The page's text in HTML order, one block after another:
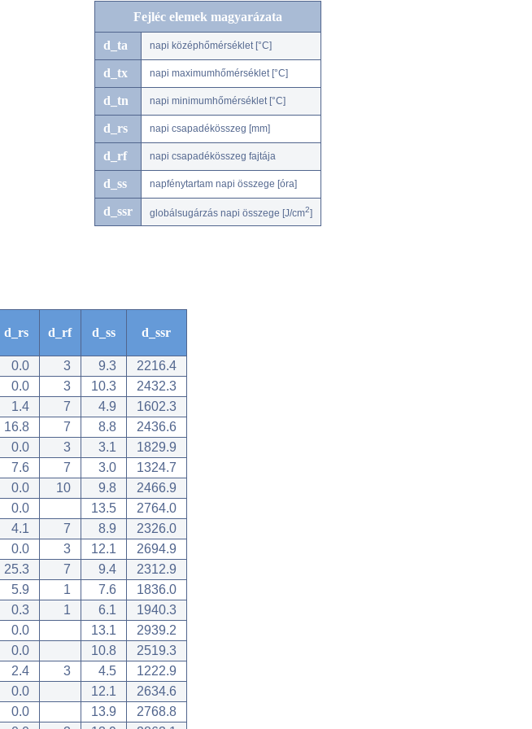
Fejléc elemek magyarázata
d_ta napi középhőmérséklet [°C]
d_tx napi maximumhőmérséklet [°C]
d_tn napi minimumhőmérséklet [°C]
d_rs napi csapadékösszeg [mm]
d_rf napi csapadékösszeg fajtája
d_ss napfénytartam napi összege [óra]
d_ssr globálsugárzás napi összege [J/cm2]
d_rs d_rf d_ss d_ssr
0.0 3 9.3
2216.4
0.0 3 10.3
2432.3
1.4 7 4.9
1602.3
16.8 7 8.8
2436.6
0.0 3 3.1
1829.9
7.6 7 3.0
1324.7
0.0 10 9.8
2466.9
0.0 13.5
2764.0
4.1 7 8.9
2326.0
0.0 3 12.1
2694.9
25.3 7 9.4
2312.9
5.9 1 7.6
1836.0
0.3 1 6.1
1940.3
0.0 13.1
2939.2
0.0 10.8
2519.3
2.4 3 4.5
1222.9
0.0 12.1
2634.6
0.0 13.9
2768.8